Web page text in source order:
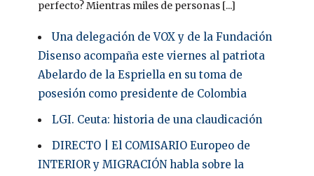
perfecto? Mientras miles de personas [...]
Una delegación de VOX y de la Fundación
Disenso acompaña este viernes al patriota
Abelardo de la Espriella en su toma de
posesión como presidente de Colombia
LGI. Ceuta: historia de una claudicación
DIRECTO | El COMISARIO Europeo de
INTERIOR y MIGRACIÓN habla sobre la